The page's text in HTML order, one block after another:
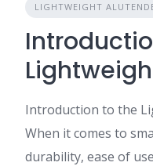
LIGHTWEIGHT
Introduction to the
When it comes to
durability, ease of